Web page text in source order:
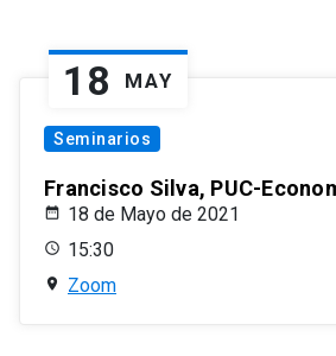
18 MAY
Seminarios
Francisco Silva, PUC-
18 de Mayo de 2021
15:30
Zoom